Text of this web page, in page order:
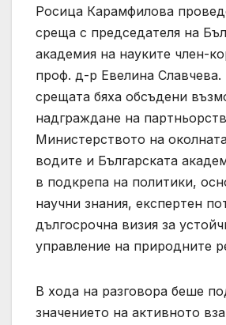
Росица Карамфилова
среща с председателя на
академия на науките член-
проф. д-р Евелина
срещата бяха обсъдени
надграждане на
Министерството на
водите и Българската
в подкрепа на политики,
научни знания, експертен
дългосрочна визия за
управление на природните
В хода на разговора беше
значението на активното